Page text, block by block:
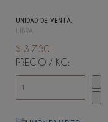
UNIDAD DE VENTA:
LIBRA
$ 3.750
PRECIO / KG: